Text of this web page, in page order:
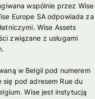
wspólnie przez Wise
Europe SA odpowiada za
Wise Assets
związane z usługami
w Belgii pod numerem
pod adresem Rue du
Wise jest instytucją